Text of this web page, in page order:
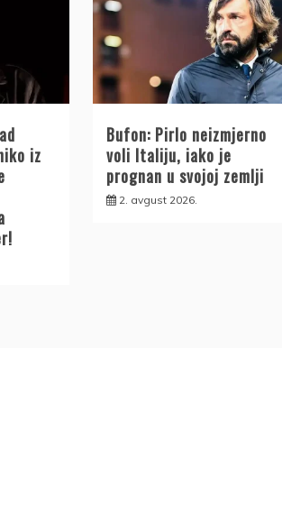
iz
Bufon: Pirlo neizmjerno
voli Italiju, iako je
prognan u svojoj zemlji
2. avgust 2026.